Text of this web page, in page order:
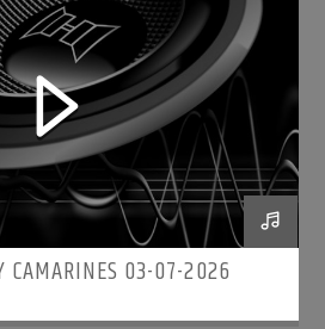
CAMARINES 03-07-2026